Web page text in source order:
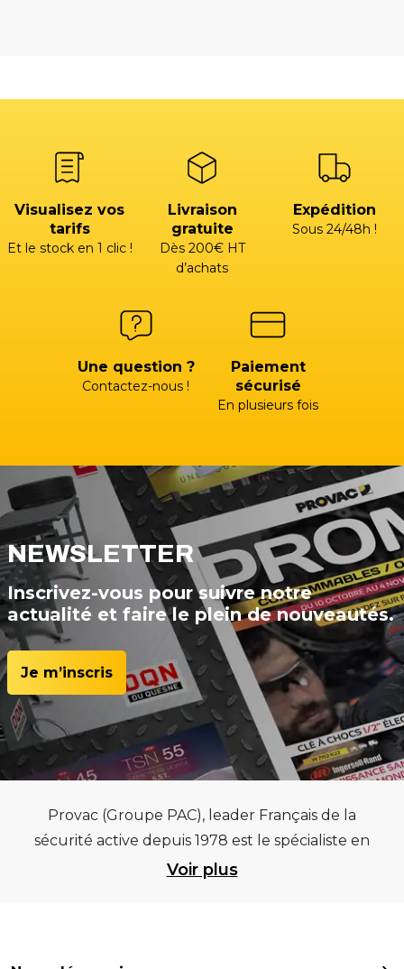
Visualisez vos
tarifs
Et le stock en 1 clic !
Livraison
gratuite
Dès 200€ HT
d’achats
Expédition
Sous 24/48h !
Une question ?
Contactez-nous !
Paiement
sécurisé
En plusieurs fois
NEWSLETTER
Inscrivez-vous pour suivre notre
actualité et faire le plein de nouveautés.
Je m’inscris
Provac (Groupe PAC), leader Français de la
sécurité active depuis 1978 est le spécialiste en
équipements pour garages et centres
Voir plus